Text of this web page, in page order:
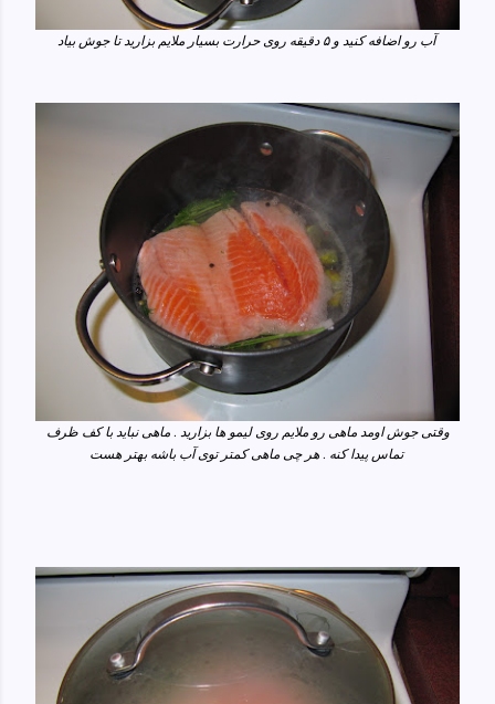
آب رو اضافه کنید و ۵ دقیقه روی حرارت بسیار ملایم بزارید تا جوش بیاد
وقتی جوش اومد ماهی رو ملایم روی لیمو ها بزارید . ماهی نباید با کف ظرف
تماس پیدا کنه . هر چی ماهی کمتر توی آب باشه بهتر هست